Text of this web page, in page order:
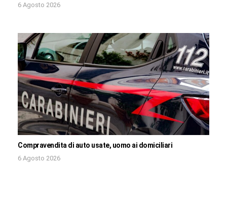
6 Agosto 2026
Compravendita di auto usate, uomo ai domiciliari
6 Agosto 2026